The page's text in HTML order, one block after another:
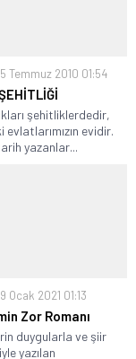
Temmuz 2010 01:54
şehitliklerdedir,
evidir.
yazanlar...
Ocak 2021 01:13
Zor Romanı
duygularla ve şiir
yazılan